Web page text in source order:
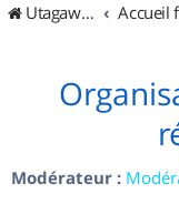
UtagawaVTT (Randos VTT et VTTAE avec traces GPS)
Modérateur :